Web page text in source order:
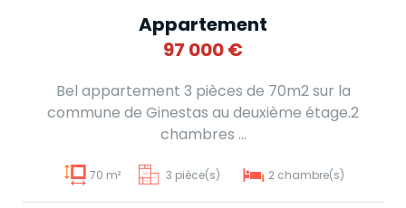
Appartement
97 000€
Bel appartement 3 pièces de 70m2 sur la
commune de Ginestas au deuxième étage.2
chambres ...
70 m² 3 pièce(s) 2 chambre(s)